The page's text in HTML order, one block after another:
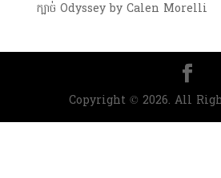
ក្បាច់ Odyssey by Calen Morelli
Copyright © 2026. All